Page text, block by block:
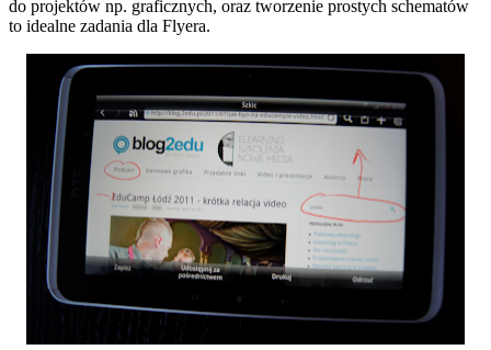
do projektów np. graficznych, oraz tworzenie prostych schematów
to idealne zadania dla Flyera.